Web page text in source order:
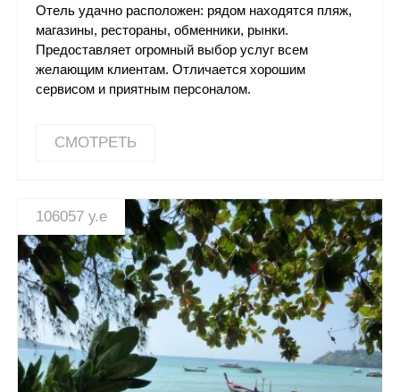
Отель удачно расположен: рядом находятся пляж,
магазины, рестораны, обменники, рынки.
Предоставляет огромный выбор услуг всем
желающим клиентам. Отличается хорошим
сервисом и приятным персоналом.
СМОТРЕТЬ
106057 у.е
СМОТРЕТЬ